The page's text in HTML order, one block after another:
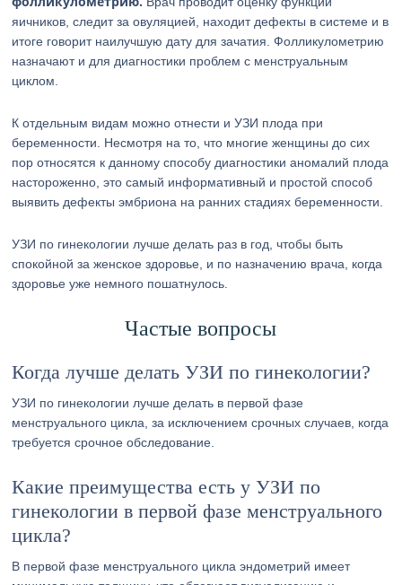
яичников, следит за овуляцией, находит дефекты в системе и в
итоге говорит наилучшую дату для зачатия. Фолликулометрию
назначают и для диагностики проблем с менструальным
циклом.
К отдельным видам можно отнести и УЗИ плода при
беременности. Несмотря на то, что многие женщины до сих
пор относятся к данному способу диагностики аномалий плода
настороженно, это самый информативный и простой способ
выявить дефекты эмбриона на ранних стадиях беременности.
УЗИ по гинекологии лучше делать раз в год, чтобы быть
спокойной за женское здоровье, и по назначению врача, когда
здоровье уже немного пошатнулось.
Частые вопросы
Когда лучше делать УЗИ по гинекологии?
УЗИ по гинекологии лучше делать в первой фазе
менструального цикла, за исключением срочных случаев, когда
требуется срочное обследование.
Какие преимущества есть у УЗИ по
гинекологии в первой фазе менструального
цикла?
В первой фазе менструального цикла эндометрий имеет